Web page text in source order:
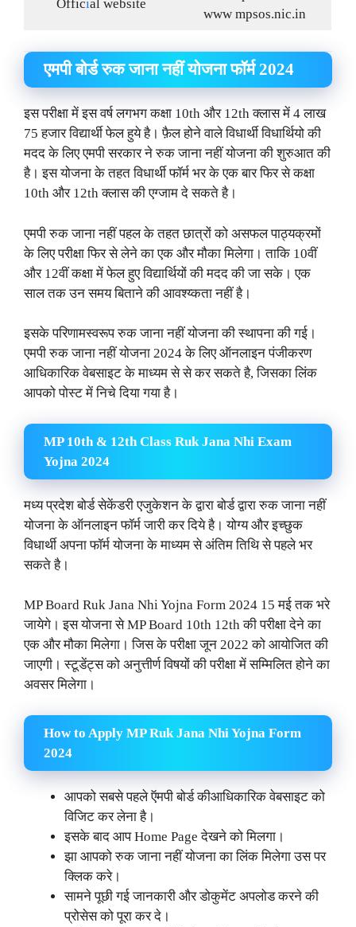
Official website
www mpsos.nic.in
एमपी बोर्ड रुक जाना नहीं योजना फॉर्म 2024
इस परीक्षा में इस वर्ष लगभग कक्षा 10th और 12th क्लास में 4 लाख
75 हजार विद्यार्थी फेल हुये है। फ़ैल होने वाले विधार्थी विधार्थियो की
मदद के लिए एमपी सरकार ने रुक जाना नहीं योजना की शुरुआत की
है। इस योजना के तहत विधार्थी फॉर्म भर के एक बार फिर से कक्षा
10th और 12th क्लास की एग्जाम दे सकते है।
एमपी रुक जाना नहीं पहल के तहत छात्रों को असफल पाठ्यक्रमों
के लिए परीक्षा फिर से लेने का एक और मौका मिलेगा। ताकि 10वीं
और 12वीं कक्षा में फेल हुए विद्यार्थियों की मदद की जा सके। एक
साल तक उन समय बिताने की आवश्य्कता नहीं है।
इसके परिणामस्वरूप रुक जाना नहीं योजना की स्थापना की गई।
एमपी रुक जाना नहीं योजना 2024 के लिए ऑनलाइन पंजीकरण
आधिकारिक वेबसाइट के माध्यम से से कर सकते है, जिसका लिंक
आपको पोस्ट में निचे दिया गया है।
MP 10th & 12th Class Ruk Jana Nhi Exam
Yojna 2024
मध्य प्रदेश बोर्ड सेकेंडरी एजुकेशन के द्वारा बोर्ड द्वारा रुक जाना नहीं
योजना के ऑनलाइन फॉर्म जारी कर दिये है। योग्य और इच्छुक
विधार्थी अपना फॉर्म योजना के माध्यम से अंतिम तिथि से पहले भर
सकते है।
MP Board Ruk Jana Nhi Yojna Form 2024 15 मई तक भरे
जायेगे। इस योजना से MP Board 10th 12th की परीक्षा देने का
एक और मौका मिलेगा। जिस के परीक्षा जून 2022 को आयोजित की
जाएगी। स्टूडेंट्स को अनुत्तीर्ण विषयों की परीक्षा में सम्मिलित होने का
अवसर मिलेगा।
How to Apply MP Ruk Jana Nhi Yojna Form
2024
आपको सबसे पहले ऍमपी बोर्ड कीआधिकारिक वेबसाइट को
विजिट कर लेना है।
इसके बाद आप Home Page देखने को मिलगा।
झा आपको रुक जाना नहीं योजना का लिंक मिलेगा उस पर
क्लिक करे।
सामने पूछी गई जानकारी और डोकुमेंट अपलोड करने की
प्रोसेस को पूरा कर दे।